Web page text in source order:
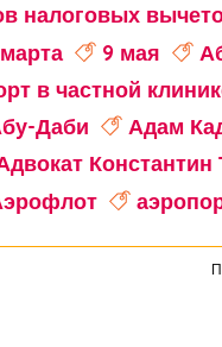
налоговых
9 мая
в частной
Даби
Адам
Константин